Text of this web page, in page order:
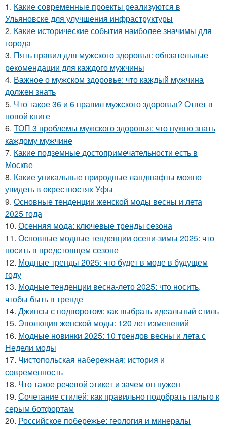
1. Какие современные проекты реализуются в
Ульяновске для улучшения инфраструктуры
2. Какие исторические события наиболее значимы для
города
3. Пять правил для мужского здоровья: обязательные
рекомендации для каждого мужчины
4. Важное о мужском здоровье: что каждый мужчина
должен знать
5. Что такое 36 и 6 правил мужского здоровья? Ответ в
новой книге
6. ТОП 3 проблемы мужского здоровья: что нужно знать
каждому мужчине
7. Какие подземные достопримечательности есть в
Москве
8. Какие уникальные природные ландшафты можно
увидеть в окрестностях Уфы
9. Основные тенденции женской моды весны и лета
2025 года
10. Осенняя мода: ключевые тренды сезона
11. Основные модные тенденции осени-зимы 2025: что
носить в предстоящем сезоне
12. Модные тренды 2025: что будет в моде в будущем
году
13. Модные тенденции весна-лето 2025: что носить,
чтобы быть в тренде
14. Джинсы с подворотом: как выбрать идеальный стиль
15. Эволюция женской моды: 120 лет изменений
16. Модные новинки 2025: 10 трендов весны и лета с
Недели моды
17. Чистопольская набережная: история и
современность
18. Что такое речевой этикет и зачем он нужен
19. Сочетание стилей: как правильно подобрать пальто к
серым ботфортам
20. Российское побережье: геология и минералы